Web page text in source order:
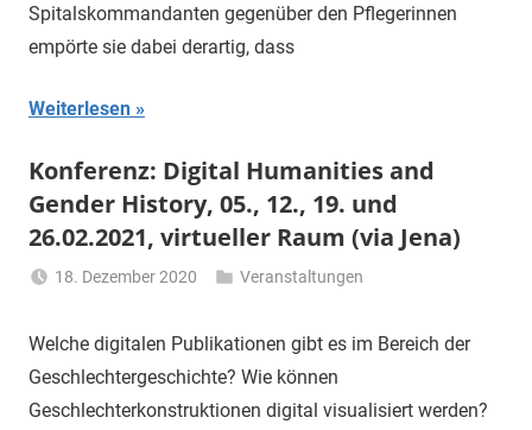
Spitalskommandanten gegenüber den Pflegerinnen
empörte sie dabei derartig, dass
Weiterlesen
Konferenz: Digital Humanities and
Gender History, 05., 12., 19. und
26.02.2021, virtueller Raum (via Jena)
18. Dezember 2020
Gerhalter
Veranstaltungen
Welche digitalen Publikationen gibt es im Bereich der
Geschlechtergeschichte? Wie können
Geschlechterkonstruktionen digital visualisiert werden?